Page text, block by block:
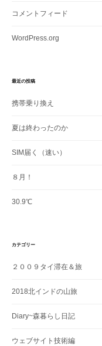
コメントフィード
WordPress.org
最近の投稿
携帯乗り換え
夏は終わったのか
SIM届く（速い）
８月！
30.9℃
カテゴリー
２００９タイ滞在＆旅
2018北インドの山旅
Diary~森暮らし日記
ウェブサイト技術編